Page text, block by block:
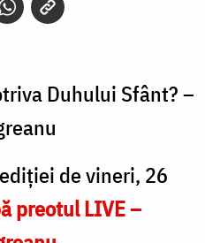
Duhului Sfânt? –
de vineri, 26
preotul LIVE –